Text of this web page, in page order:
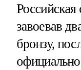
завоевав
бронзу,